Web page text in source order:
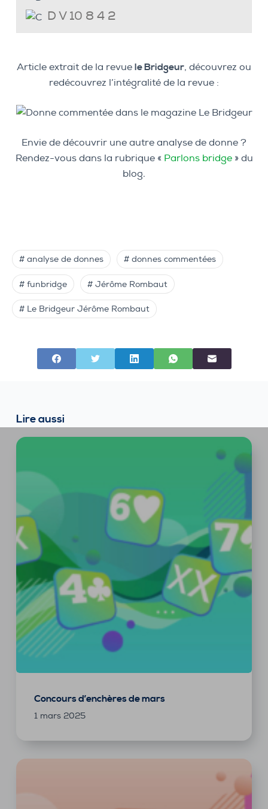
D V 10 8 4 2
Article extrait de la revue le Bridgeur, découvrez ou
redécouvrez l’intégralité de la revue :
Envie de découvrir une autre analyse de donne ?
Rendez-vous dans la rubrique « Parlons bridge» du
blog.
# analyse de donnes # donnes commentées
# funbridge # Jérôme Rombaut
# Le Bridgeur Jérôme Rombaut
Lire aussi
Concours d’enchères de mars
1 mars 2025